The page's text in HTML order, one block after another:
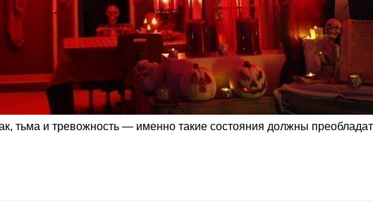
тьма и тревожность — именно такие состояния должны